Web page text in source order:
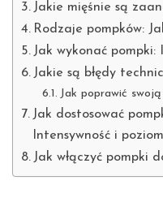
Jakie mięśnie są
Rodzaje pompków:
Jak wykonać pompki:
Jakie są błędy
Jak poprawić
Jak dostosować
Intensywność i
Jak włączyć pompki